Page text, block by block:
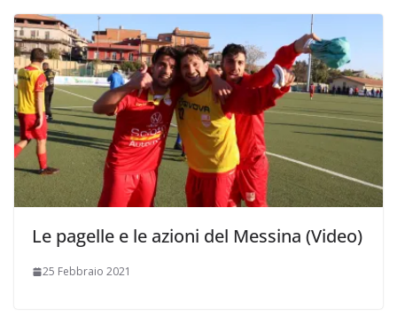
Le pagelle e le azioni del Messina (Video)
25 Febbraio 2021